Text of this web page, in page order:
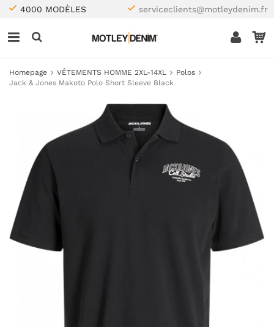
4000 MODÈLES serviceclients@motleydenim.fr
Homepage VÊTEMENTS HOMME 2XL-14XL
Polos
Jack & Jones Makoto Polo Short Sleeve Black